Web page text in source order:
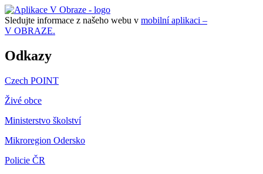
Sledujte informace z našeho webu v mobilní aplikaci –
V OBRAZE.
Odkazy
Czech POINT
Živé obce
Ministerstvo školství
Mikroregion Odersko
Policie ČR